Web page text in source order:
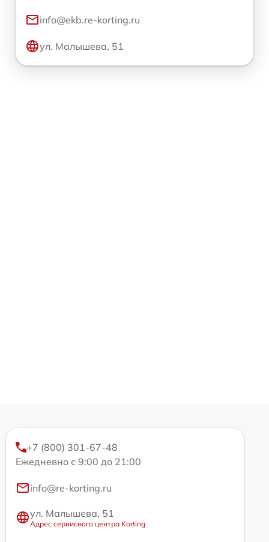
info@ekb.re-korting.ru
ул. Малышева, 51
+7 (800) 301-67-48
Ежедневно с 9:00 до 21:00
info@re-korting.ru
ул. Малышева, 51
Адрес сервисного центра Korting